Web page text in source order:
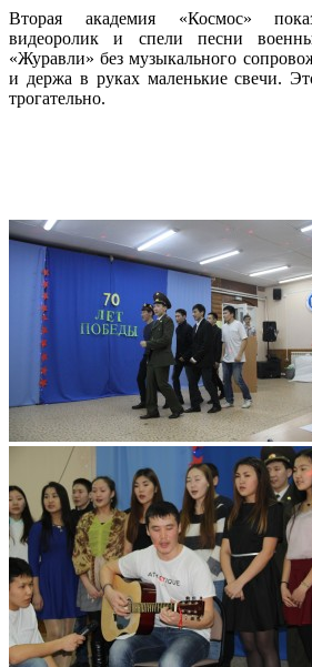
Вторая академия «Космос»
видеоролик и спели песни
«Журавли» без музыкального
и держа в руках маленькие свечи.
трогательно.